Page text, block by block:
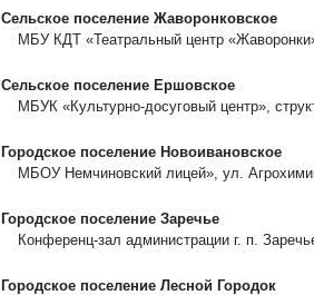
Сельское поселение Жаворонковское
МБУ КДТ «Театральный центр
Сельское поселение Ершовское
МБУК «Культурно-досуговый центр»,
Городское поселение Новоивановское
МБОУ Немчиновский лицей», ул.
Городское поселение Заречье
Конференц-зал администрации г. п.
Городское поселение Лесной Городок